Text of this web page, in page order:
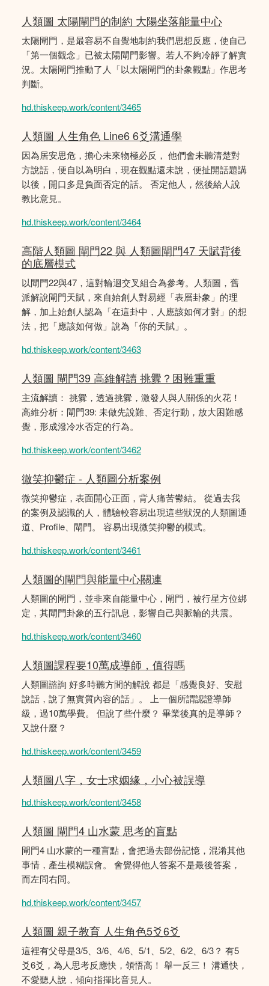
人類圖 太陽閘門的制約 大陽坐落能量中心
太陽閘門，是最容易不自覺地制約我們思想反應，使自己
「第一個觀念」已被太陽閘門影響。若人不夠冷靜了解實
況。太陽閘門推動了人「以太陽閘門的卦象觀點」作思考
判斷。
hd.thiskeep.work/content/3465
人類圖 人生角色 Line6 6爻溝通學
因為居安思危，擔心未來物極必反， 他們會未聽清楚對
方說話，便自以為明白，現在觀點還未說，便扯開話題講
以後，開口多是負面否定的話。 否定他人，然後給人說
教比意見。
hd.thiskeep.work/content/3464
高階人類圖 閘門22 與 人類圖閘門47 天賦背後
的底層模式
以閘門22與47，這對輪迴交叉組合為參考。人類圖，舊
派解說閘門天賦，來自始創人對易經「表層卦象」的理
解，加上始創人認為「在這卦中，人應該如何才對」的想
法，把「應該如何做」說為「你的天賦」。
hd.thiskeep.work/content/3463
人類圖 閘門39 高維解讀 挑釁？困難重重
主流解讀： 挑釁，透過挑釁，激發人與人關係的火花！
高維分析：閘門39: 未做先說難、否定行動，放大困難感
覺，形成潑冷水否定的行為。
hd.thiskeep.work/content/3462
微笑抑鬱症 - 人類圖分析案例
微笑抑鬱症，表面開心正面，背人痛苦鬰結。 從過去我
的案例及認識的人，體驗較容易出現這些狀況的人類圖通
道、Profile、閘門。 容易出現微笑抑鬱的模式。
hd.thiskeep.work/content/3461
人類圖的閘門與能量中心關連
人類圖的閘門，並非來自能量中心，閘門，被行星方位綁
定，其閘門卦象的五行訊息，影響自己與脈輪的共震。
hd.thiskeep.work/content/3460
人類圖課程要10萬成導師，值得嗎
人類圖諮詢 好多時聽方間的解說 都是「感覺良好、安慰
說話，說了無實質內容的話」。 上一個所謂認證導師
級，過10萬學費。 但說了些什麼？ 畢業後真的是導師？
又說什麼？
hd.thiskeep.work/content/3459
人類圖八字，女士求姻緣，小心被誤導
hd.thiskeep.work/content/3458
人類圖 閘門4 山水蒙 思考的盲點
閘門4 山水蒙的一種盲點，會把過去部份記憶，混淆其他
事情，產生模糊誤會。 會覺得他人答案不是最後答案，
而左問右問。
hd.thiskeep.work/content/3457
人類圖 親子教育 人生角色5爻6爻
這裡有父母是3/5、3/6、4/6、5/1、5/2、6/2、6/3？ 有5
爻6爻，為人思考反應快，領悟高！ 舉一反三！ 溝通快，
不愛聽人說，傾向指揮比音見人。